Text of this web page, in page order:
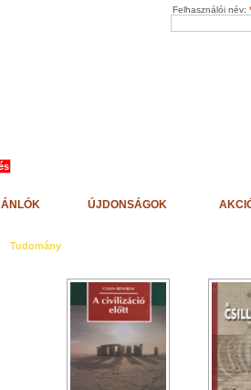
Felhasználói név:
ÚJDONSÁGOK
Tudomány